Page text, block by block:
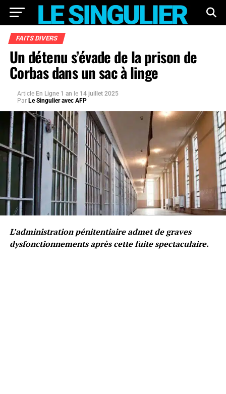
FAITS DIVERS
Un détenu s’évade de la prison de
Corbas dans un sac à linge
Article En Ligne 1 an le 14 juillet 2025
Par Le Singulier avec AFP
L’administration pénitentiaire admet de graves
dysfonctionnements après cette fuite spectaculaire.